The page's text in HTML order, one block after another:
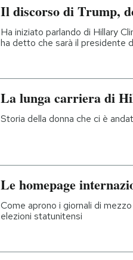
Il discorso di Trump,
Ha iniziato parlando di Hillary
ha detto che sarà il presidente
La lunga carriera di
Storia della donna che ci è
Le homepage
Come aprono i giornali di
elezioni statunitensi